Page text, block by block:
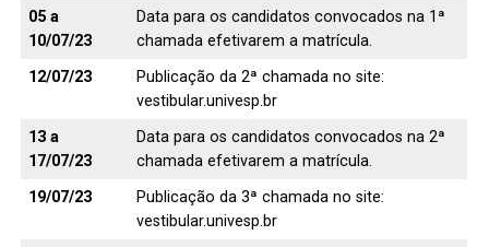
05 a
10/07/23
Data para os candidatos convocados na 1ª
chamada efetivarem a matrícula.
12/07/23
Publicação da 2ª chamada no site:
vestibular.univesp.br
13 a
17/07/23
Data para os candidatos convocados na 2ª
chamada efetivarem a matrícula.
19/07/23
Publicação da 3ª chamada no site:
vestibular.univesp.br